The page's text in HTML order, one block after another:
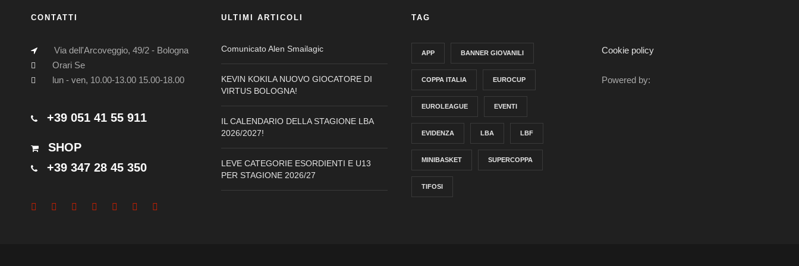
CONTATTI
Via dell'Arcoveggio, 49/2 - Bologna
Orari Se
lun - ven, 10.00-13.00 15.00-18.00
+39 051 41 55 911
SHOP
+39 347 28 45 350
ULTIMI ARTICOLI
Comunicato Alen Smailagic
KEVIN KOKILA NUOVO GIOCATORE DI
VIRTUS BOLOGNA!
IL CALENDARIO DELLA STAGIONE LBA
2026/2027!
LEVE CATEGORIE ESORDIENTI E U13
PER STAGIONE 2026/27
TAG
APP BANNER GIOVANILI
COPPA ITALIA EUROCUP
EUROLEAGUE EVENTI
EVIDENZA LBA LBF
MINIBASKET SUPERCOPPA
TIFOSI
Cookie policy
Powered by: